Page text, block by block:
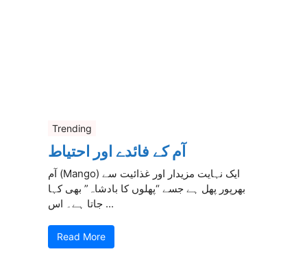
Trending
آم کے فائدے اور احتیاط
آم (Mango) ایک نہایت مزیدار اور غذائیت سے
بھرپور پھل ہے جسے “پھلوں کا بادشاہ” بھی کہا
جاتا ہے۔ اس ...
Read More